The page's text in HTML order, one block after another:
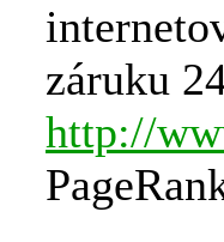
záruku
http://